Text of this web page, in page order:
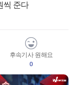
씩 준다
후속기사 원해요
0